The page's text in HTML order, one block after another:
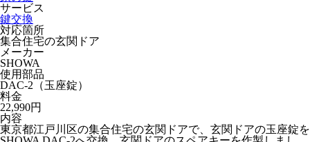
サービス
鍵交換
対応箇所
集合住宅の玄関ドア
メーカー
SHOWA
使用部品
DAC-2（玉座錠）
料金
22,990円
内容
東京都江戸川区の集合住宅の玄関ドアで、玄関ドアの玉座錠を